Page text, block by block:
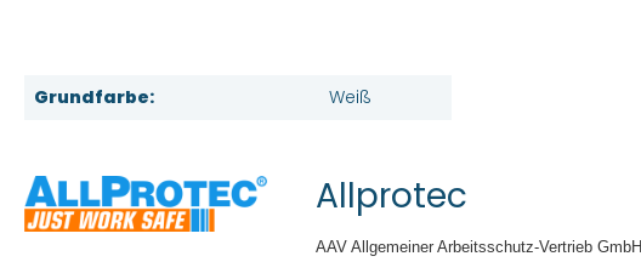
Grundfarbe: Weiß
Allprotec
AAV Allgemeiner Arbeitsschutz-Vertrieb GmbH